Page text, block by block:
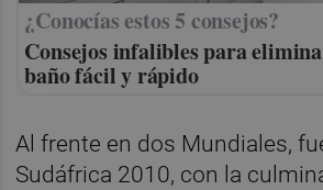
¿Conocías estos 5 consejos?
Consejos infalibles para
baño fácil y rápido
Al frente en dos Mundiales,
Sudáfrica 2010, con la